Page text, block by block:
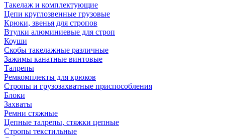
Такелаж и комплектующие
Цепи круглозвенные грузовые
Крюки, звенья для стропов
Втулки алюминиевые для строп
Коуши
Скобы такелажные различные
Зажимы канатные винтовые
Талрепы
Ремкомплекты для крюков
Стропы и грузозахватные приспособления
Блоки
Захваты
Ремни стяжные
Цепные талрепы, стяжки цепные
Стропы текстильные